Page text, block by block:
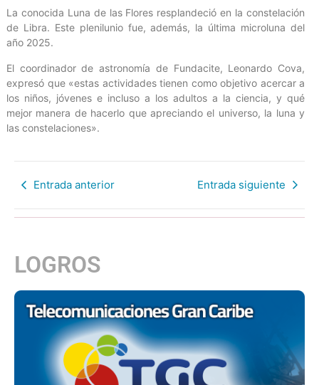
La conocida Luna de las Flores resplandeció en la constelación
de Libra. Este plenilunio fue, además, la última microluna del
año 2025.
El coordinador de astronomía de Fundacite, Leonardo Cova,
expresó que «estas actividades tienen como objetivo acercar a
los niños, jóvenes e incluso a los adultos a la ciencia, y qué
mejor manera de hacerlo que apreciando el universo, la luna y
las constelaciones».
Entrada anterior Entrada siguiente
LOGROS